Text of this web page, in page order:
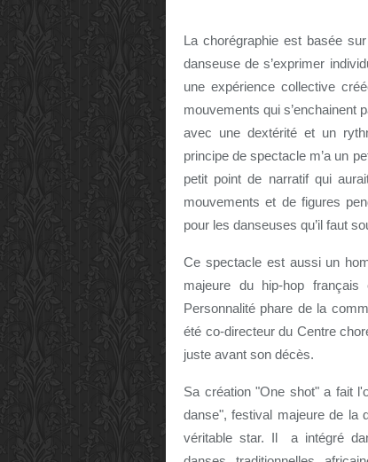
La chorégraphie est basée
danseuse de s’exprimer
une expérience collective
mouvements qui s’enchainent
avec une dextérité et un
principe de spectacle m’a un
petit point de narratif qui
mouvements et de figures
pour les danseuses qu’il faut
Ce spectacle est aussi un
majeure du hip-hop
Personnalité phare de la
été co-directeur du Centre
juste avant son décès.
Sa création "One shot" a fait
danse", festival majeure de la
véritable star. Il a intégré